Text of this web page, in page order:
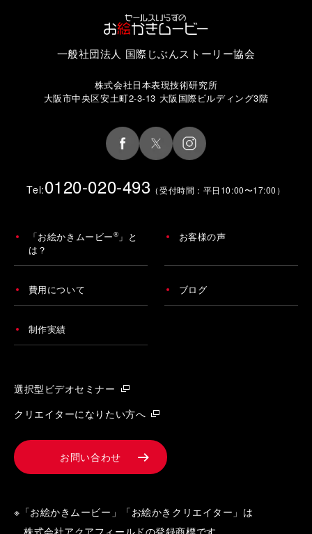
一般社団法人 国際じぶんストーリー協会
株式会社日本表現技術研究所
大阪市中央区安土町2-3-13 大阪国際ビルディング3階
Tel:0120-020-493 （受付時間：平日10:00〜17:00）
「お絵かきムービー® 」と
は？
お客様の声
費用について ブログ
制作実績
選択型ビデオセミナー
クリエイターになりたい方へ
お問い合わせ
※「お絵かきムービー」「お絵かきクリエイター」は